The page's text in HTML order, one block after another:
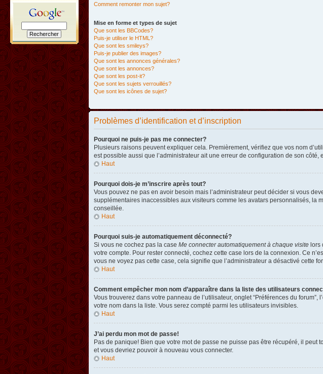
Comment remonter mon sujet?
Mise en forme et types de sujet
Que sont les BBCodes?
Puis-je utiliser le HTML?
Que sont les smileys?
Puis-je publier des images?
Que sont les annonces générales?
Que sont les annonces?
Que sont les post-it?
Que sont les sujets verrouillés?
Que sont les icônes de sujet?
Problèmes d’identification et d’inscription
Pourquoi ne puis-je pas me connecter?
Plusieurs raisons peuvent expliquer cela. Premièrement, vérifiez que vos nom
est possible aussi que l’administrateur ait une erreur de configuration de son côté,
Haut
Pourquoi dois-je m’inscrire après tout?
Vous pouvez ne pas en avoir besoin mais l’administrateur peut décider si vous
supplémentaires inaccessibles aux visiteurs comme les avatars personnalisés, la
conseillée.
Haut
Pourquoi suis-je automatiquement déconnecté?
Si vous ne cochez pas la case Me connecter automatiquement à chaque visite lors
votre compte. Pour rester connecté, cochez cette case lors de la connexion. Ce
vous ne voyez pas cette case, cela signifie que l’administrateur a désactivé cette
Haut
Comment empêcher mon nom d’apparaître dans la liste des utilisateurs
Vous trouverez dans votre panneau de l’utilisateur, onglet “Préférences du forum”,
votre nom dans la liste. Vous serez compté parmi les utilisateurs invisibles.
Haut
J’ai perdu mon mot de passe!
Pas de panique! Bien que votre mot de passe ne puisse pas être récupéré, il
et vous devriez pouvoir à nouveau vous connecter.
Haut